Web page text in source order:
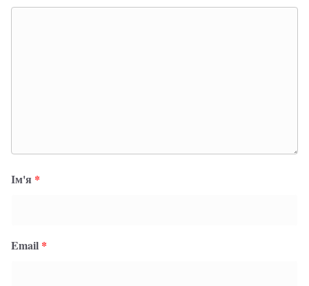
Ім'я *
Email *